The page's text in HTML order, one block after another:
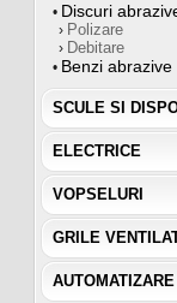
• Discuri
› Polizare
› Debitare
• Benzi abrazive
SCULE SI
ELECTRICE
VOPSELURI
GRILE
AUTOMATIZARE